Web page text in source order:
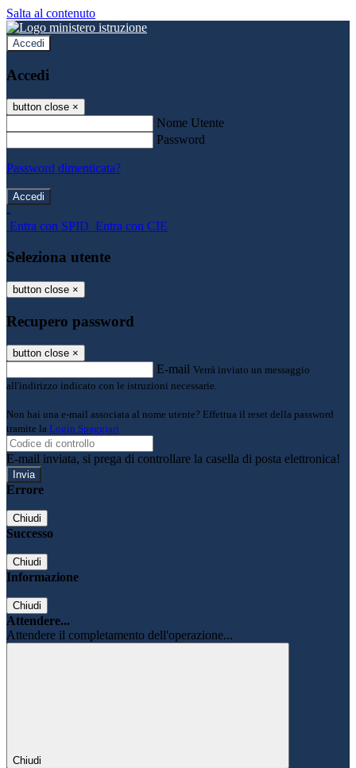
Salta al contenuto
Accedi
Accedi
button close ×
Nome Utente
Password
Password dimenticata?
-
Entra con SPID Entra con CIE
Seleziona utente
button close ×
Recupero password
button close ×
E-mail Verrà inviato un messaggio
all'indirizzo indicato con le istruzioni necessarie.
Non hai una e-mail associata al nome utente? Effettua il reset della password
tramite la Login Spaggiari
E-mail inviata, si prega di controllare la casella di posta elettronica!
Errore
Chiudi
Successo
Chiudi
Informazione
Chiudi
Attendere...
Attendere il completamento dell'operazione...
Chiudi